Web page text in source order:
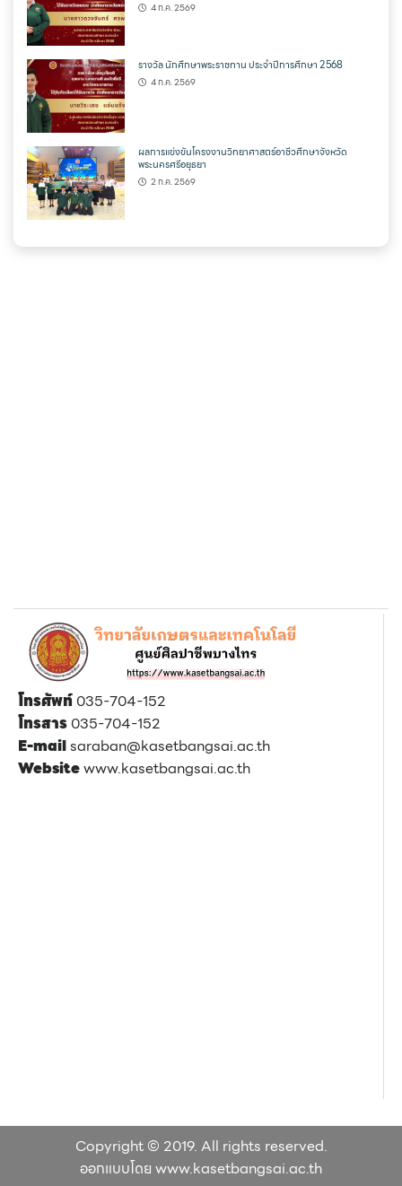
4 ก.ค. 2569
รางวัล นักศึกษาพระราชทาน ประจำปีการศึกษา 2568
4 ก.ค. 2569
ผลการแข่งขันโครงงานวิทยาศาสตร์อาชีวศึกษาจังหวัด
พระนครศรีอยุธยา
2 ก.ค. 2569
โทรศัพท์ 035-704-152
โทรสาร 035-704-152
E-mailsaraban@kasetbangsai.ac.th
Websitewww.kasetbangsai.ac.th
Copyright © 2019. All rights reserved.
ออกแบบโดย www.kasetbangsai.ac.th